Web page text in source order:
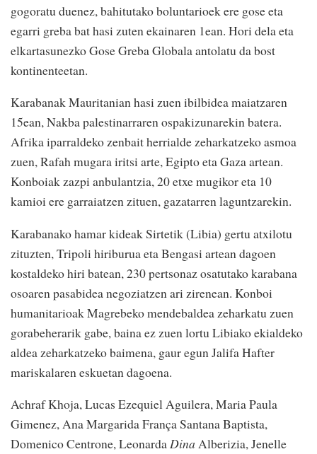
gogoratu duenez, bahitutako boluntarioek ere gose eta
egarri greba bat hasi zuten ekainaren 1ean. Hori dela eta
elkartasunezko Gose Greba Globala antolatu da bost
kontinenteetan.
Karabanak Mauritanian hasi zuen ibilbidea maiatzaren
15ean, Nakba palestinarraren ospakizunarekin batera.
Afrika iparraldeko zenbait herrialde zeharkatzeko asmoa
zuen, Rafah mugara iritsi arte, Egipto eta Gaza artean.
Konboiak zazpi anbulantzia, 20 etxe mugikor eta 10
kamioi ere garraiatzen zituen, gazatarren laguntzarekin.
Karabanako hamar kideak Sirtetik (Libia) gertu atxilotu
zituzten, Tripoli hiriburua eta Bengasi artean dagoen
kostaldeko hiri batean, 230 pertsonaz osatutako karabana
osoaren pasabidea negoziatzen ari zirenean. Konboi
humanitarioak Magrebeko mendebaldea zeharkatu zuen
gorabeherarik gabe, baina ez zuen lortu Libiako ekialdeko
aldea zeharkatzeko baimena, gaur egun Jalifa Hafter
mariskalaren eskuetan dagoena.
Achraf Khoja, Lucas Ezequiel Aguilera, Maria Paula
Gimenez, Ana Margarida França Santana Baptista,
Domenico Centrone, LeonardaDina Alberizia, Jenelle